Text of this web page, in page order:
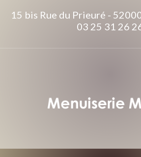
15 bis Rue du Prieuré -
03 25 31 26